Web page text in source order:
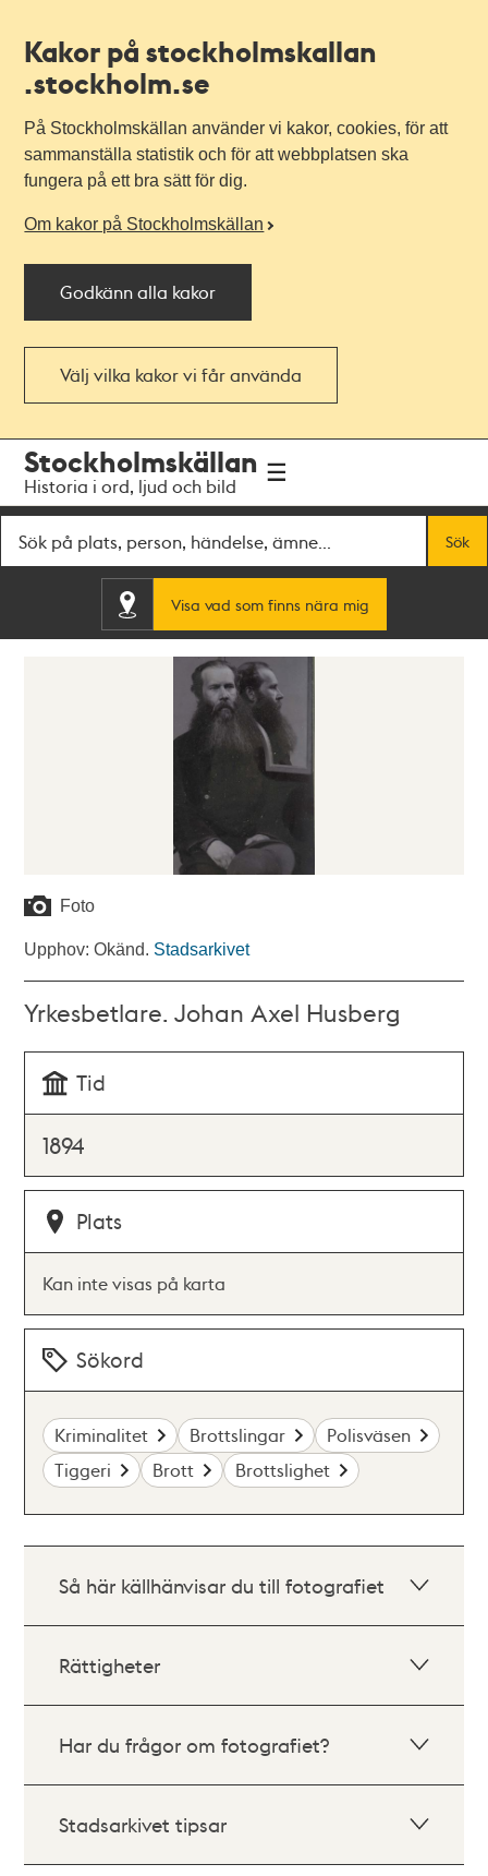
Kakor på stockholmskallan
.stockholm.se
På Stockholmskällan använder vi kakor, cookies, för att
sammanställa statistik och för att webbplatsen ska
fungera på ett bra sätt för dig.
Om kakor på Stockholmskällan
Godkänn alla kakor
Välj vilka kakor vi får använda
navigationen
huvudinnehållet
Stockholmskällan
Historia i ord, ljud och bild
Sök
Visa vad som finns nära mig
Foto
Upphov: Okänd. Stadsarkivet
Yrkesbetlare. Johan Axel Husberg
Tid
1894
Plats
Kan inte visas på karta
Sökord
Kriminalitet Brottslingar
Polisväsen
Tiggeri
Brott Brottslighet
Så här källhänvisar du till fotografiet
Rättigheter
Har du frågor om fotografiet?
Stadsarkivet tipsar